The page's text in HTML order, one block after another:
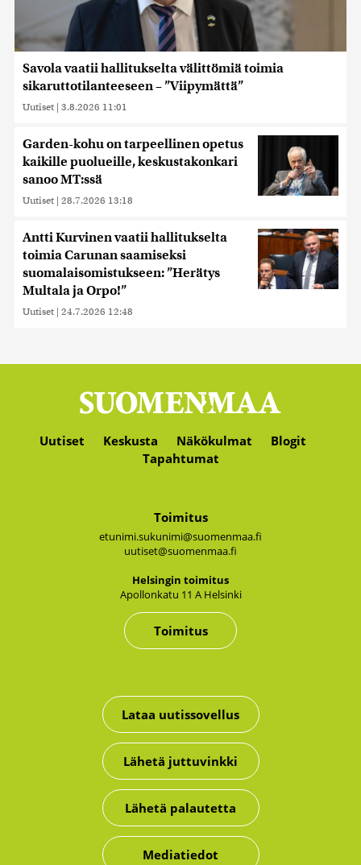
Savola vaatii hallitukselta välittömiä toimia
sikaruttotilanteeseen – ”Viipymättä”
Uutiset | 3.8.2026 11:01
Garden-kohu on tarpeellinen opetus
kaikille puolueille, keskustakonkari
sanoo MT:ssä
Uutiset | 28.7.2026 13:18
Antti Kurvinen vaatii hallitukselta
toimia Carunan saamiseksi
suomalaisomistukseen: ”Herätys
Multala ja Orpo!”
Uutiset | 24.7.2026 12:48
Uutiset Keskusta Näkökulmat
Blogit
Tapahtumat
Toimitus
etunimi.sukunimi@suomenmaa.fi
uutiset@suomenmaa.fi
Hel­sin­gin toi­mi­tus
Apol­lon­ka­tu 11 A Hel­sin­ki
Toimitus
Lataa uutissovellus
Lähetä juttuvinkki
Lähetä palautetta
Mediatiedot